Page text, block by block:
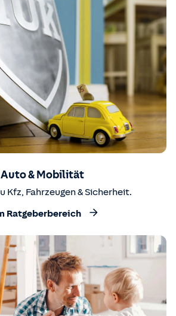
Auto & Mobilität
Kfz, Fahrzeugen & Sicherheit.
Ratgeberbereich